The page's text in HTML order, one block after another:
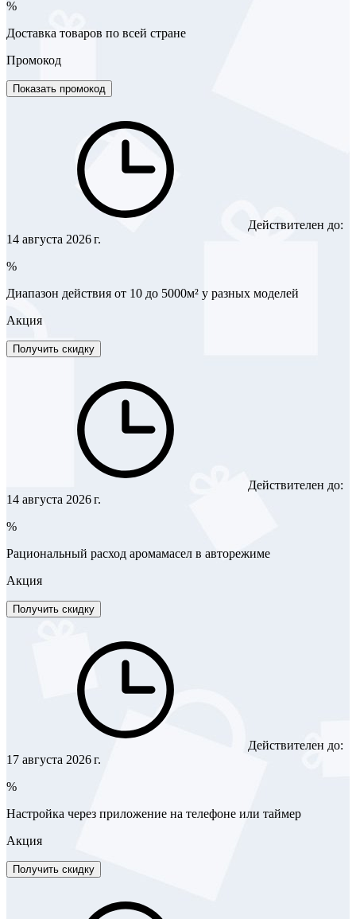
%
Доставка товаров по всей стране
Промокод
Показать промокод
Действителен до:
14 августа 2026 г.
%
Диапазон действия от 10 до 5000м² у разных моделей
Акция
Получить скидку
Действителен до:
14 августа 2026 г.
%
Рациональный расход аромамасел в авторежиме
Акция
Получить скидку
Действителен до:
17 августа 2026 г.
%
Настройка через приложение на телефоне или таймер
Акция
Получить скидку